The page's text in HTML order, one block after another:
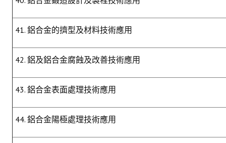
41. 鋁合金的擠型及材料技術應用
42. 鋁及鋁合金腐蝕及改善技術應用
43. 鋁合金表面處理技術應用
44. 鋁合金陽極處理技術應用